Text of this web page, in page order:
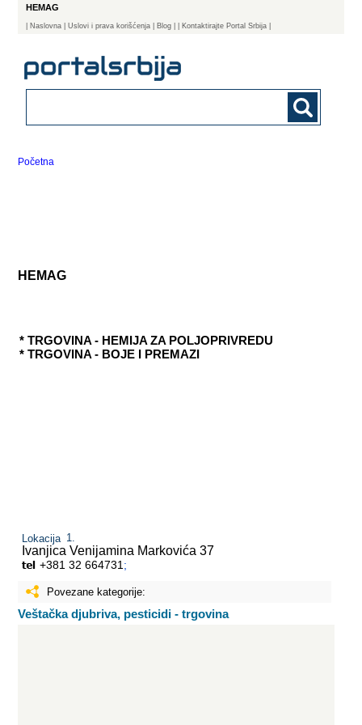
HEMAG
Naslovna | Uslovi i prava korišćenja Blog | Kontaktirajte Portal Srbija |
Početna
HEMAG
* TRGOVINA - HEMIJA ZA POLJOPRIVREDU
* TRGOVINA - BOJE I PREMAZI
Lokacija
IvanjicaVenijamina Markovića 37
+381 32 664731 ;
Povezane kategorije:
Veštačka djubriva, pesticidi - trgovina